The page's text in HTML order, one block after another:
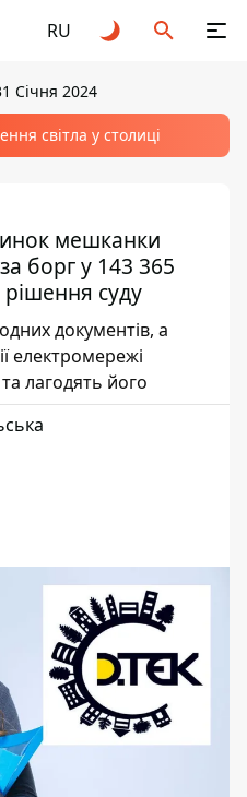
RU
Січня 2024
світла у столиці
мешканки
борг у 143 365
суду
документів, а
електромережі
лагодять його